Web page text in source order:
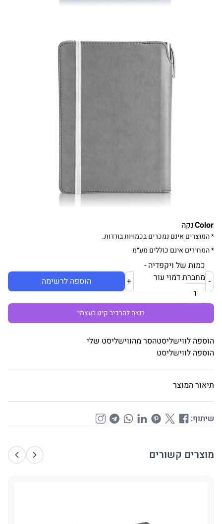
Colorנקה
* המוצרים אינם נמכרים בכמויות בודדות.
* המחירים אינם כוללים מע״מ
כמות של ויקפדיה -
מחברת דמוי עור
הוספה לרשימה
רוצה להרכיב קיט בעצמי
הוספה לווישליסטהסר מהווישליסט שלי
הוספה לווישליסט
תיאור המוצר
שיתוף:
מוצרים קשורים